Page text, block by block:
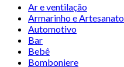
Ar e ventilação
Armarinho e Artesanato
Automotivo
Bar
Bebê
Bomboniere